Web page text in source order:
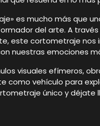
es mucho más que
del arte. A
este cortometraje nos
nuestras emociones
visuales efímeros,
como vehículo para
único y déjate